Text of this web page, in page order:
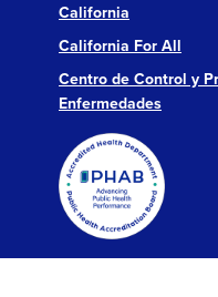
California
California For All
Centro de Control y
Enfermedades